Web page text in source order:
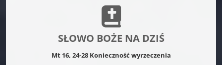
SŁOWO BOŻE NA DZIŚ
Mt 16, 24-28 Konieczność wyrzeczenia